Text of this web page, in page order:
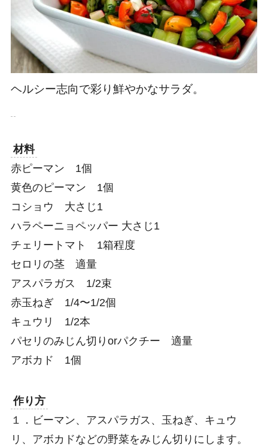
ヘルシー志向で彩り鮮やかなサラダ。
材料
赤ピーマン 1個
黄色のピーマン 1個
コショウ 大さじ1
ハラペーニョペッパー 大さじ1
チェリートマト 1箱程度
セロリの茎 適量
アスパラガス 1/2束
赤玉ねぎ 1/4〜1/2個
キュウリ 1/2本
パセリのみじん切りorパクチー 適量
アボカド 1個
作り方
１．ビーマン、アスパラガス、玉ねぎ、キュウ
リ、アボカドなどの野菜をみじん切りにします。